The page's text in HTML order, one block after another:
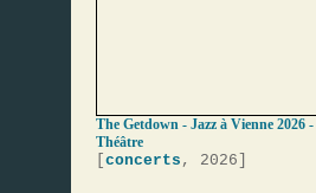
The Getdown - Jazz à Vienne 2026 -
Théâtre
concerts , 2026]